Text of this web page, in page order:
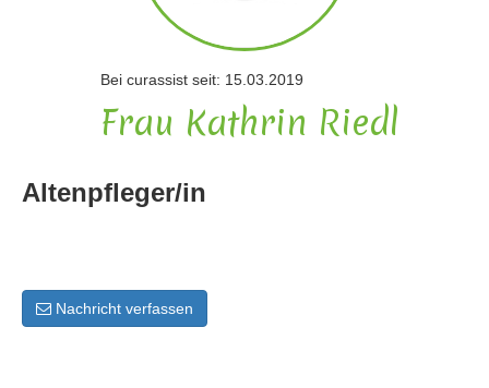
Bei curassist seit: 15.03.2019
Frau Kathrin Riedl
Altenpfleger/in
Nachricht verfassen